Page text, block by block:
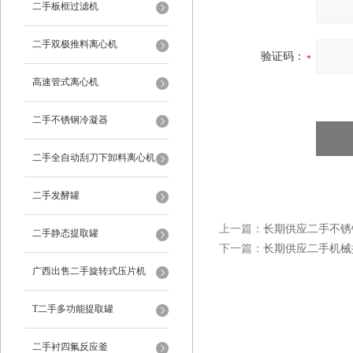
二手板框过滤机
二手双极推料离心机
高速管式离心机
二手不锈钢冷凝器
二手全自动刮刀下卸料离心机
二手发酵罐
二手静态提取罐
广西出售二手旋转式压片机
T二手多功能提取罐
二手衬四氟反应釜
验证码：
上一篇： 长期供应二手不
下一篇： 长期供应二手机